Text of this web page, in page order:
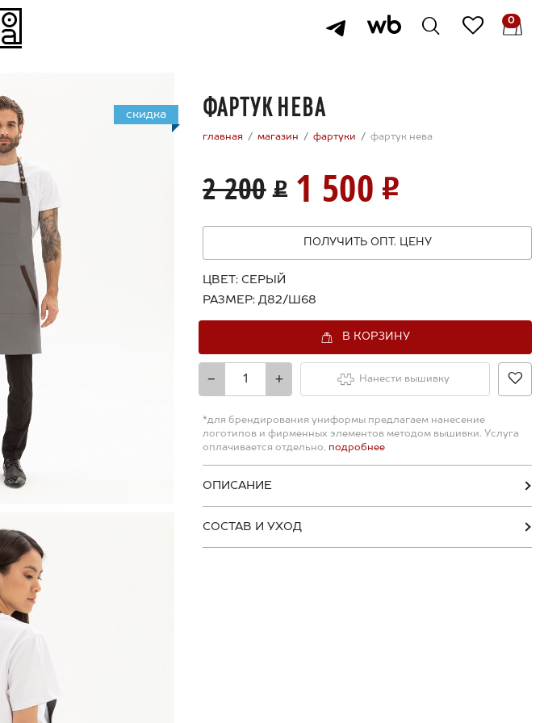
0
скидка ФАРТУК НЕВА
главная магазин фартуки фартук нева
2 200 1 500
ПОЛУЧИТЬ ОПТ. ЦЕНУ
ЦВЕТ: СЕРЫЙ
РАЗМЕР: Д82/Ш68
+
-
В КОРЗИНУ
Нанести вышивку
*для брендирования униформы предлагаем нанесение
логотипов и фирменных элементов методом вышивки. Услуга
оплачивается отдельно, подробнее
ОПИСАНИЕ
СОСТАВ И УХОД